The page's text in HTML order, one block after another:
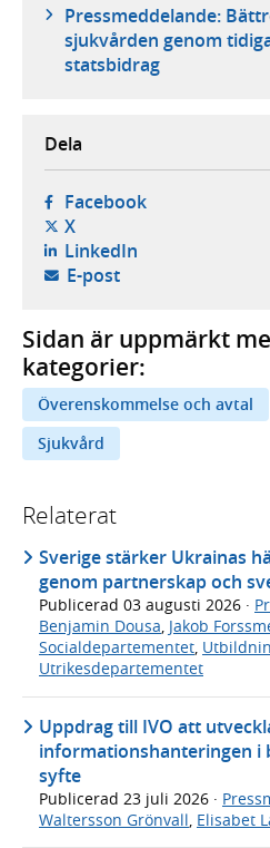
Pressmeddelande:
sjukvården genom
statsbidrag
Dela
Facebook- öppnas i ny
X- öppnas i ny flik,
LinkedIn- öppnas i ny
E-post- öppnar din e-
Sidan är uppmärkt
kategorier:
Överenskommelse och avtal
Sjukvård
Relaterat
Sverige stärker Ukrainas
genom partnerskap och
Publicerad 03 augusti 2026 ·
Benjamin Dousa, Jakob
Socialdepartementet,
Utrikesdepartementet
Uppdrag till IVO att
informationshanteringen i
syfte
Publicerad 23 juli 2026 ·
Waltersson Grönvall, Elisabet